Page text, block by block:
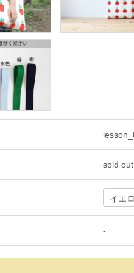
sold out
-